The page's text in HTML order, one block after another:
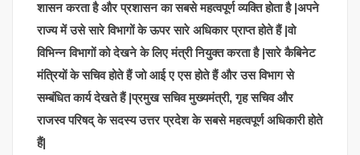
शासन करता है और प्रशासन का सबसे महत्वपूर्ण व्यक्ति होता है |अपने
राज्य में उसे सारे विभागों के ऊपर सारे अधिकार प्राप्त होते हैं |वो
विभिन्न विभागों को देखने के लिए मंत्री नियुक्त करता है |सारे कैबिनेट
मंत्रियों के सचिव होते हैं जो आई ए एस होते हैं और उस विभाग से
सम्बंधित कार्य देखते हैं |प्रमुख सचिव मुख्यमंत्री, गृह सचिव और
राजस्व परिषद् के सदस्य उत्तर प्रदेश के सबसे महत्वपूर्ण अधिकारी होते
हैं|